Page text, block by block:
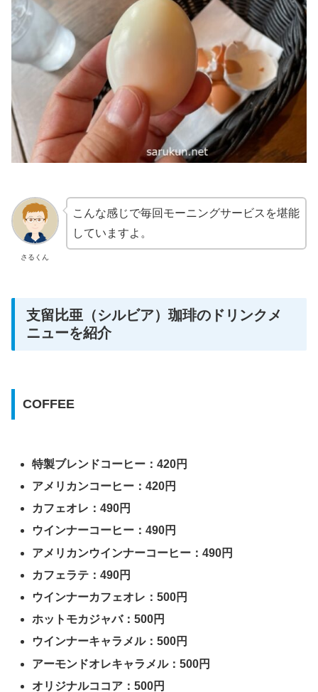
さるくん
こんな感じで毎回モーニングサービスを堪能
していますよ。
支留比亜（シルビア）珈琲のドリンクメ
ニューを紹介
COFFEE
特製ブレンドコーヒー：420円
アメリカンコーヒー：420円
カフェオレ：490円
ウインナーコーヒー：490円
アメリカンウインナーコーヒー：490円
カフェラテ：490円
ウインナーカフェオレ：500円
ホットモカジャバ：500円
ウインナーキャラメル：500円
アーモンドオレキャラメル：500円
オリジナルココア：500円